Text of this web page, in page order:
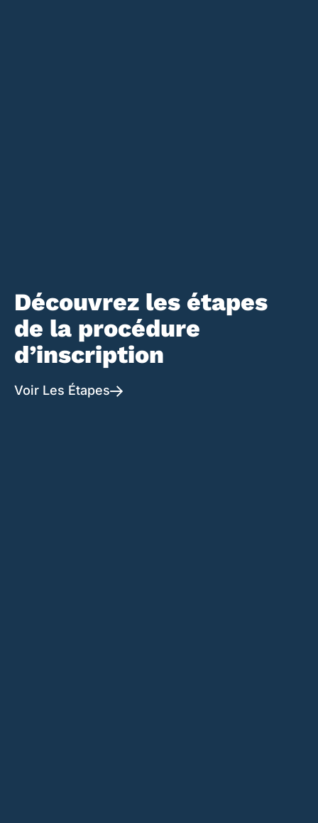
Découvrez les étapes
de la procédure
d’inscription
Voir Les Étapes
Notre
Université
A Propos De Nous
Actes
Académiques
Voir
Les
Détails